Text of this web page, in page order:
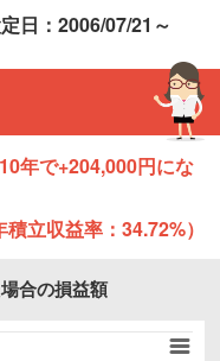
日：2006/07/21～
年で+204,000円にな
積立収益率：34.72%）
合の損益額